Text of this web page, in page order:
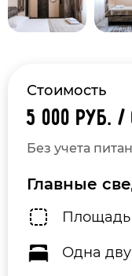
Стоимость
5 000 руб. /
Без учета
Главные
Площадь
Одна